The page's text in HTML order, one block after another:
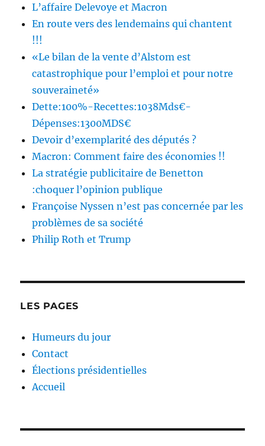
L’affaire Delevoye et Macron
En route vers des lendemains qui chantent
!!!
«Le bilan de la vente d’Alstom est
catastrophique pour l’emploi et pour notre
souveraineté»
Dette:100%-Recettes:1038Mds€-
Dépenses:1300MDS€
Devoir d’exemplarité des députés ?
Macron: Comment faire des économies !!
La stratégie publicitaire de Benetton
:choquer l’opinion publique
Françoise Nyssen n’est pas concernée par les
problèmes de sa société
Philip Roth et Trump
LES PAGES
Humeurs du jour
Contact
Élections présidentielles
Accueil